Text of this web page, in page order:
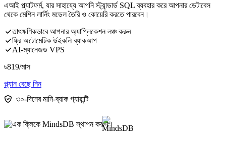
এআই প্ল্যাটফর্ম, যার সাহায্যে আপনি স্ট্যান্ডার্ড SQL ব্যবহার করে আপনার ডেটাবেস
থেকে মেশিন লার্নিং মডেল তৈরি ও কোয়েরি করতে পারবেন।
তাৎক্ষণিকভাবে আপনার অ্যাপ্লিকেশন লঞ্চ করুন
ফ্রি অটোমেটিক উইকলি ব্যাকআপ
AI-ম্যানেজড VPS
৳819/মাস
প্ল্যান বেছে নিন
৩০-দিনের মানি-ব্যাক গ্যারান্টি